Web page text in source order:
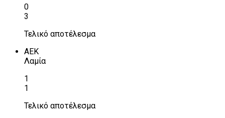
0
3
Τελικό αποτέλεσμα
ΑΕΚ
Λαμία
1
1
Τελικό αποτέλεσμα